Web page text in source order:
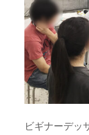
ビギナーデッ